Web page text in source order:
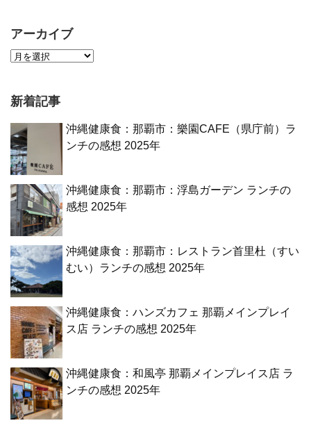
アーカイブ
新着記事
沖縄健康食：那覇市：樂園CAFE（県庁前）ラ
ンチの感想 2025年
沖縄健康食：那覇市：浮島ガーデン ランチの
感想 2025年
沖縄健康食：那覇市：レストラン首里杜（すい
むい）ランチの感想 2025年
沖縄健康食：ハンズカフェ 那覇メインプレイ
ス店 ランチの感想 2025年
沖縄健康食：和風亭 那覇メインプレイス店 ラ
ンチの感想 2025年